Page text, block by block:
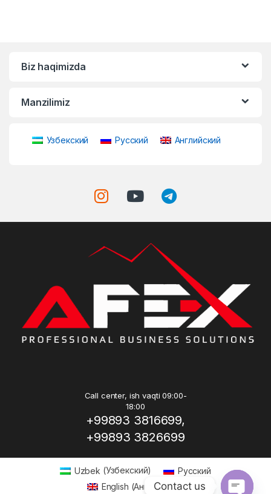
Biz haqimizda
Manzilimiz
Узбекский Русский Английский
Call center, ish vaqti 09:00-
18:00
+99893 3816699,
+99893 3826699
Uzbek (Узбекский)
Русский
English (Английский)
Contact us